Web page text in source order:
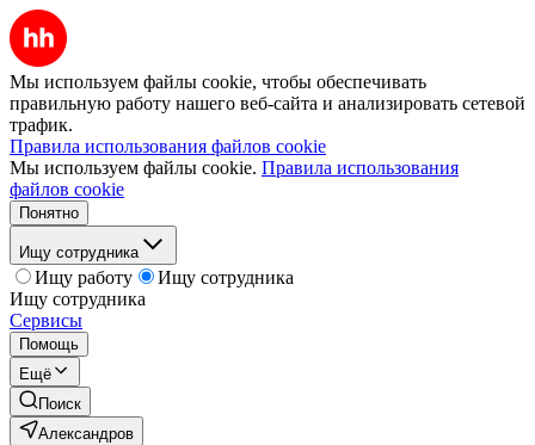
Мы используем файлы cookie, чтобы обеспечивать
правильную работу нашего веб-сайта и анализировать сетевой
трафик.
Правила использования файлов cookie
Мы используем файлы cookie. Правила использования
файлов cookie
Понятно
Ищу сотрудника
Ищу работу
Ищу сотрудника
Ищу сотрудника
Сервисы
Помощь
Ещё
Поиск
Александров